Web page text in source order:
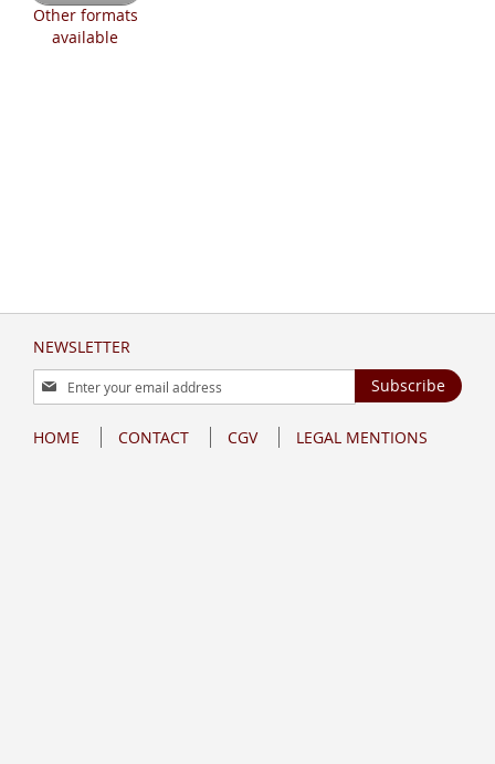
Other formats
available
NEWSLETTER
Sign
Up
Our
Subscribe
HOME CONTACT CGV LEGAL MENTIONS